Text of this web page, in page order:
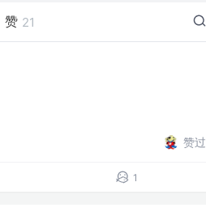
赞 21
赞过
1